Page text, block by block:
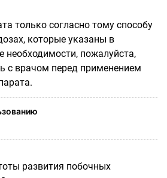
только согласно тому способу
которые указаны в
необходимости, пожалуйста,
с врачом перед применением
развития побочных